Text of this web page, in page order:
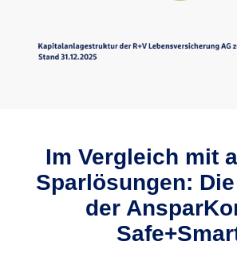
Im Vergleich mit
Sparlösungen:
der